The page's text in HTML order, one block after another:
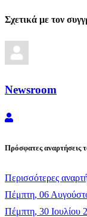
Σχετικά με τον
Newsroom
Newsroom
Πρόσφατες αναρτήσεις
Περισσότερες
Πέμπτη, 06
Πέμπτη, 30 Ιουλίου